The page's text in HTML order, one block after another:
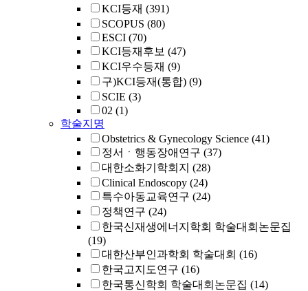
KCI등재 (391)
SCOPUS (80)
ESCI (70)
KCI등재후보 (47)
KCI우수등재 (9)
구)KCI등재(통합) (9)
SCIE (3)
02 (1)
학술지명
Obstetrics & Gynecology Science (41)
정서ㆍ행동장애연구 (37)
대한소화기학회지 (28)
Clinical Endoscopy (24)
특수아동교육연구 (24)
정책연구 (24)
한국신재생에너지학회 학술대회논문집
(19)
대한산부인과학회 학술대회 (16)
한국고지도연구 (16)
한국통신학회 학술대회논문집 (14)